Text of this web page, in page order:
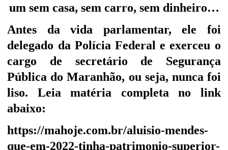
um sem casa, sem carro, sem dinheiro…
Antes da vida parlamentar, ele foi
delegado da Polícia Federal e exerceu o
cargo de secretário de Segurança
Pública do Maranhão, ou seja, nunca foi
liso. Leia matéria completa no link
abaixo:
https://mahoje.com.br/aluisio-mendes-
que-em-2022-tinha-patrimonio-superior-